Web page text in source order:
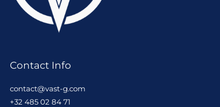
Contact Info
contact@vast-g.com
+32 485 02 84 71